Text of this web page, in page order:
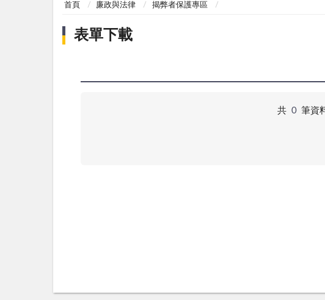
首頁 廉政與法律 揭弊者保護專區
表單下載
共 0 筆資